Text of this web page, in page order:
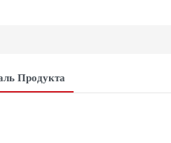
Продукта